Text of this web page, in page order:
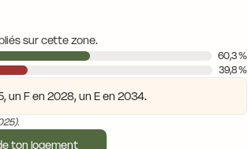
sur cette zone.
60,3 %
39,8 %
un F en 2028, un E en 2034.
ton logement